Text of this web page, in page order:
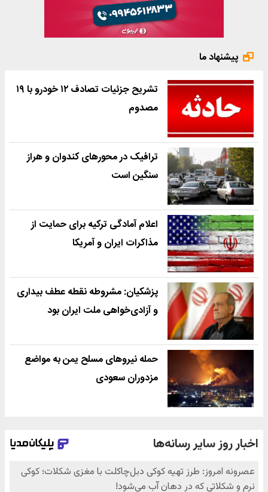
پیشنهاد ما
تشریح جزئیات تصادف ۱۲ خودرو با ۱۹
مصدوم
ترافیک در محورهای کندوان و هراز
سنگین است
اعلام آمادگی ترکیه برای حمایت از
مذاکرات ایران و آمریکا
پزشکیان: مشروطه نقطه عطف بیداری
و آزادی‌خواهی ملت ایران بود
حمله نیروهای مسلح یمن به مواضع
مزدوران سعودی